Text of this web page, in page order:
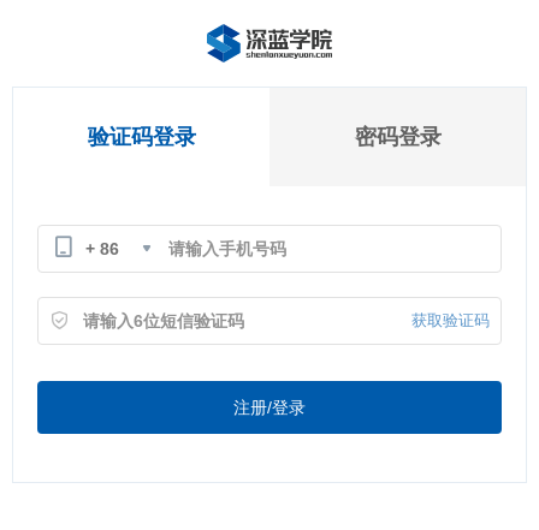
验证码登录 密码登录
+ 86
获取验证码
注册/登录